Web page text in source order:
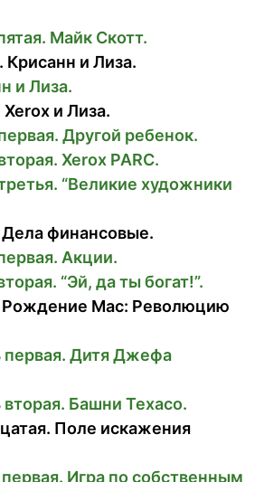
Майк Скотт.
Крисанн и Лиза.
и Лиза.
и Лиза.
Другой ребенок.
Xerox PARC.
“Великие художники
Дела финансовые.
Акции.
“Эй, да ты богат!”.
Рождение Mac: Революцию
первая. Дитя Джефа
вторая. Башни Texaco.
Поле искажения
первая. Игра по собственным